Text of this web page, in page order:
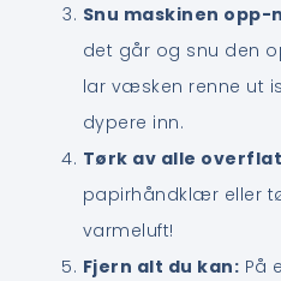
Snu maskinen opp-
det går og snu den
lar væsken renne ut
dypere inn.
Tørk av alle
papirhåndklær eller
varmeluft!
Fjern alt du kan: På